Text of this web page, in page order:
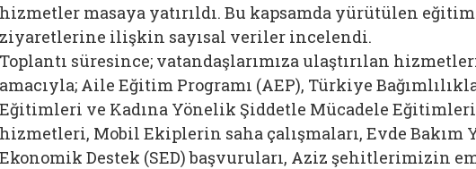
hizmetler masaya yatırıldı. Bu kapsamda yürütülen
ziyaretlerine ilişkin sayısal veriler incelendi.
Toplantı süresince; vatandaşlarımıza ulaştırılan
amacıyla; Aile Eğitim Programı (AEP), Türkiye
Eğitimleri ve Kadına Yönelik Şiddetle Mücadele Eğitimleri,
hizmetleri, Mobil Ekiplerin saha çalışmaları, Evde Bakım
Ekonomik Destek (SED) başvuruları, Aziz şehitlerimizin